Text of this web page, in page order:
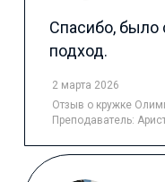
Спасибо, было
подход.
2 марта 2026
Отзыв о кружке
Преподаватель: